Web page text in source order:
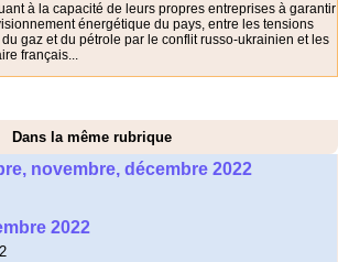
à la capacité de leurs propres entreprises à garantir
énergétique du pays, entre les tensions
gaz et du pétrole par le conflit russo-ukrainien et les
français...
Dans la même rubrique
novembre, décembre 2022
2022